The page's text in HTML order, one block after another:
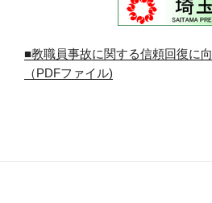
■教職員事故に関する信頼回復に
（PDFファイル)